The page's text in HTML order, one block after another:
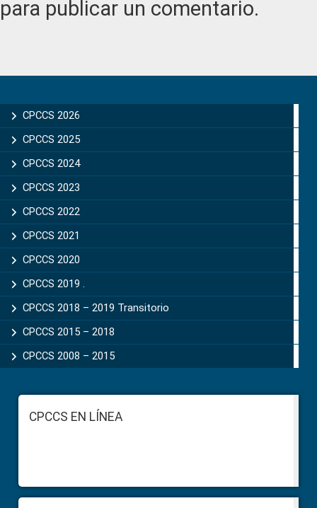
para publicar un comentario.
Sidebar
CPCCS 2026
CPCCS 2025
CPCCS 2024
CPCCS 2023
CPCCS 2022
CPCCS 2021
CPCCS 2020
CPCCS 2019 .
CPCCS 2018 – 2019 Transitorio
CPCCS 2015 – 2018
CPCCS 2008 – 2015
FooterCPCCS EN LÍNEA